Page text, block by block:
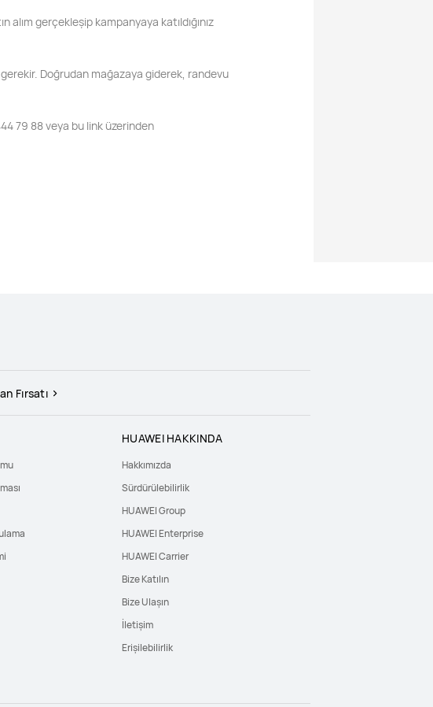
gerçekleşip kampanyaya katıldığınız
Doğrudan mağazaya giderek, randevu
79 88 veya bu link üzerinden
Fırsatı
HUAWEI HAKKINDA
Hakkımızda
Sürdürülebilirlik
HUAWEI Group
HUAWEI Enterprise
HUAWEI Carrier
Bize Katılın
Bize Ulaşın
İletişim
Erişilebilirlik